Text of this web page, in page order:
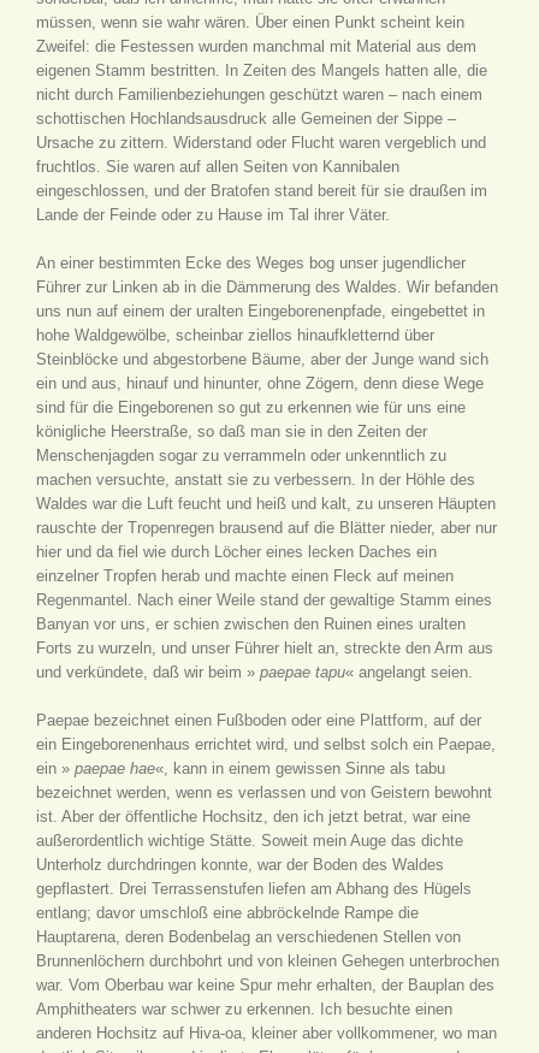
müssen, wenn sie wahr wären. Über einen Punkt scheint kein
Zweifel: die Festessen wurden manchmal mit Material aus dem
eigenen Stamm bestritten. In Zeiten des Mangels hatten alle, die
nicht durch Familienbeziehungen geschützt waren – nach einem
schottischen Hochlandsausdruck alle Gemeinen der Sippe –
Ursache zu zittern. Widerstand oder Flucht waren vergeblich und
fruchtlos. Sie waren auf allen Seiten von Kannibalen
eingeschlossen, und der Bratofen stand bereit für sie draußen im
Lande der Feinde oder zu Hause im Tal ihrer Väter.
An einer bestimmten Ecke des Weges bog unser jugendlicher
Führer zur Linken ab in die Dämmerung des Waldes. Wir befanden
uns nun auf einem der uralten Eingeborenenpfade, eingebettet in
hohe Waldgewölbe, scheinbar ziellos hinaufkletternd über
Steinblöcke und abgestorbene Bäume, aber der Junge wand sich
ein und aus, hinauf und hinunter, ohne Zögern, denn diese Wege
sind für die Eingeborenen so gut zu erkennen wie für uns eine
königliche Heerstraße, so daß man sie in den Zeiten der
Menschenjagden sogar zu verrammeln oder unkenntlich zu
machen versuchte, anstatt sie zu verbessern. In der Höhle des
Waldes war die Luft feucht und heiß und kalt, zu unseren Häupten
rauschte der Tropenregen brausend auf die Blätter nieder, aber nur
hier und da fiel wie durch Löcher eines lecken Daches ein
einzelner Tropfen herab und machte einen Fleck auf meinen
Regenmantel. Nach einer Weile stand der gewaltige Stamm eines
Banyan vor uns, er schien zwischen den Ruinen eines uralten
Forts zu wurzeln, und unser Führer hielt an, streckte den Arm aus
und verkündete, daß wir beim » paepae tapu« angelangt seien.
Paepae bezeichnet einen Fußboden oder eine Plattform, auf der
ein Eingeborenenhaus errichtet wird, und selbst solch ein Paepae,
ein » paepae hae«, kann in einem gewissen Sinne als tabu
bezeichnet werden, wenn es verlassen und von Geistern bewohnt
ist. Aber der öffentliche Hochsitz, den ich jetzt betrat, war eine
außerordentlich wichtige Stätte. Soweit mein Auge das dichte
Unterholz durchdringen konnte, war der Boden des Waldes
gepflastert. Drei Terrassenstufen liefen am Abhang des Hügels
entlang; davor umschloß eine abbröckelnde Rampe die
Hauptarena, deren Bodenbelag an verschiedenen Stellen von
Brunnenlöchern durchbohrt und von kleinen Gehegen unterbrochen
war. Vom Oberbau war keine Spur mehr erhalten, der Bauplan des
Amphitheaters war schwer zu erkennen. Ich besuchte einen
anderen Hochsitz auf Hiva-oa, kleiner aber vollkommener, wo man